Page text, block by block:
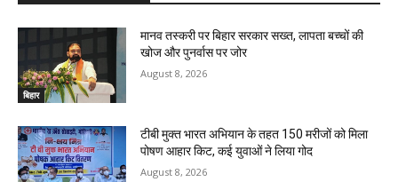
बिहार
मानव तस्करी पर बिहार सरकार सख्त, लापता बच्चों की
खोज और पुनर्वास पर जोर
August 8, 2026
टीबी मुक्त भारत अभियान के तहत 150 मरीजों को मिला
पोषण आहार किट, कई युवाओं ने लिया गोद
August 8, 2026